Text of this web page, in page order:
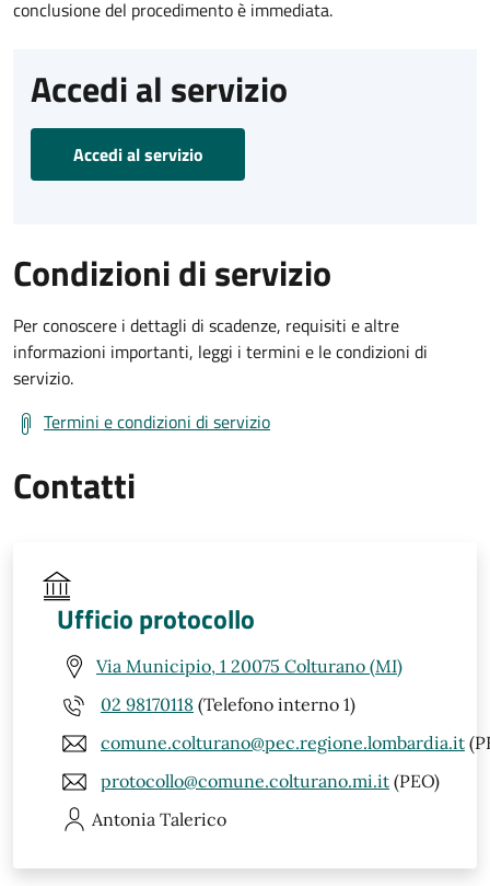
conclusione del procedimento è immediata.
Accedi al servizio
Accedi al servizio
Condizioni di servizio
Per conoscere i dettagli di scadenze, requisiti e altre
informazioni importanti, leggi i termini e le condizioni di
servizio.
Termini e condizioni di servizio
Contatti
Ufficio protocollo
Via Municipio, 1 20075 Colturano (MI)
02 98170118 (Telefono interno 1)
comune.colturano@pec.regione.lombardia.it
protocollo@comune.colturano.mi.it (PEO)
Antonia Talerico